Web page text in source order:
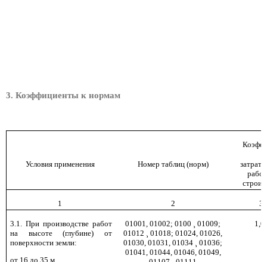
3. Коэффициенты к нормам
Условия применения Номер таблиц (норм)
затрат
1 2 3
3.1. При производстве работ
на высоте (глубине) от
поверхности земли:
от 16 до 35 м
01001, 01002; 0100 ¸ 01009;
01012 ¸ 01018; 01024, 01026,
01030, 01031, 01034 ¸ 01036;
01041, 01044, 01046, 01049,